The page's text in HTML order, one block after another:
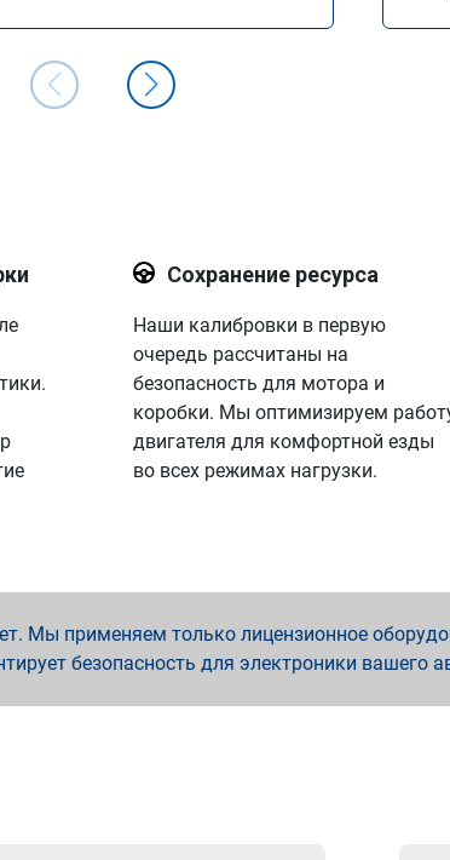
Сохранение ресурса
Наши калибровки в первую
очередь рассчитаны на
безопасность для мотора и
коробки. Мы оптимизируем
двигателя для комфортной езды
во всех режимах нагрузки.
Мы применяем только лицензионное
безопасность для электроники вашего